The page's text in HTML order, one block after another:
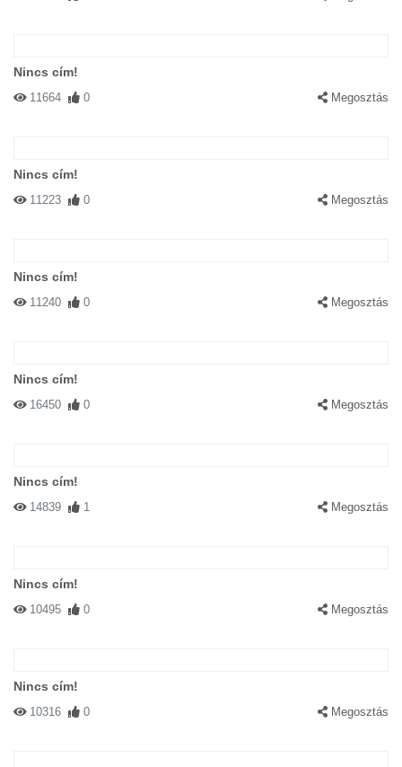
Nincs cím!
11664 0 Megosztás
Nincs cím!
11223 0 Megosztás
Nincs cím!
11240 0 Megosztás
Nincs cím!
16450 0 Megosztás
Nincs cím!
14839 1 Megosztás
Nincs cím!
10495 0 Megosztás
Nincs cím!
10316 0 Megosztás